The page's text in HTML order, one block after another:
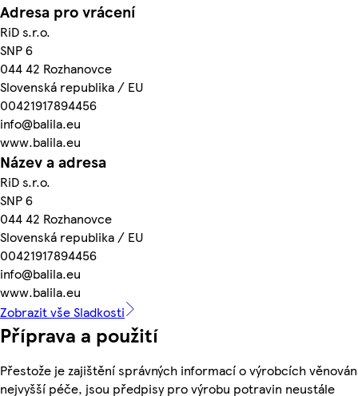
Adresa pro vrácení
RiD s.r.o.
SNP 6
044 42 Rozhanovce
Slovenská republika / EU
00421917894456
info@balila.eu
www.balila.eu
Název a adresa
RiD s.r.o.
SNP 6
044 42 Rozhanovce
Slovenská republika / EU
00421917894456
info@balila.eu
www.balila.eu
Zobrazit vše Sladkosti
Příprava a použití
Přestože je zajištění správných informací o výrobcích
nejvyšší péče, jsou předpisy pro výrobu potravin neustále